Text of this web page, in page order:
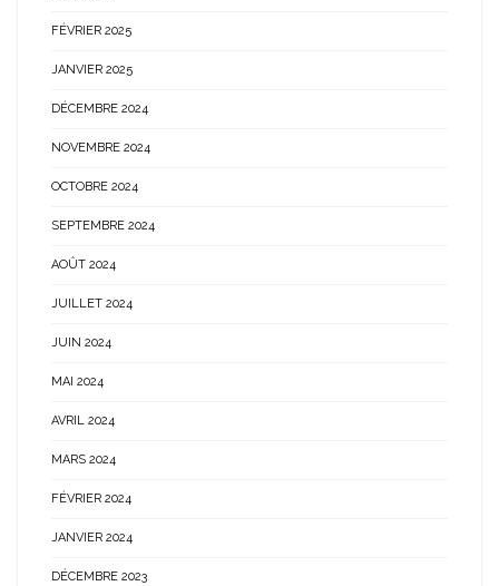
FÉVRIER 2025
JANVIER 2025
DÉCEMBRE 2024
NOVEMBRE 2024
OCTOBRE 2024
SEPTEMBRE 2024
AOÛT 2024
JUILLET 2024
JUIN 2024
MAI 2024
AVRIL 2024
MARS 2024
FÉVRIER 2024
JANVIER 2024
DÉCEMBRE 2023